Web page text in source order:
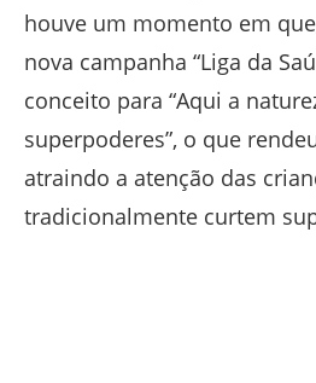
houve um momento em
nova campanha “Liga da
conceito para “Aqui a
superpoderes”, o que
atraindo a atenção das
tradicionalmente curtem